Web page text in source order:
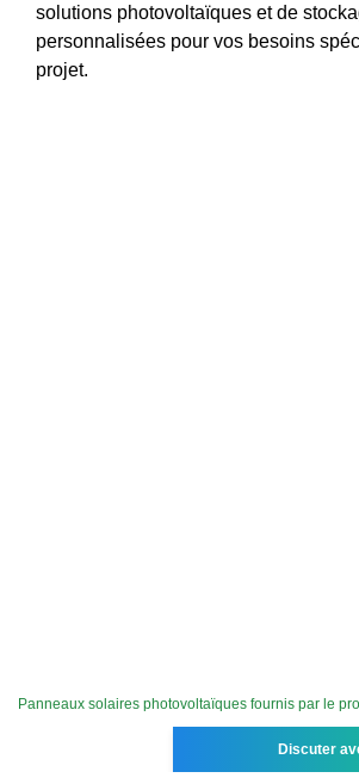
solutions photovoltaïques et de
personnalisées pour vos besoins
projet.
Panneaux solaires photovoltaïques fournis par le
Discuter